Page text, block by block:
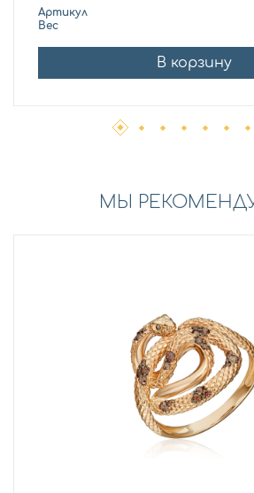
Артикул
Вес
В корзину
МЫ